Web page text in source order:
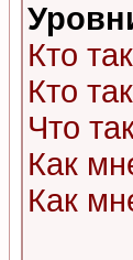
Кто
Кто
Что
Как
Как